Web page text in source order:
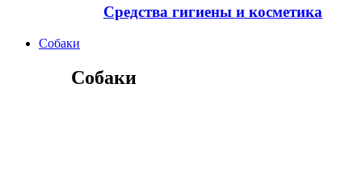
Средства гигиены и косметика
Собаки
Собаки